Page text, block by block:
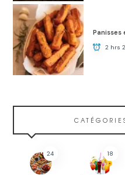
2 hrs
24 18